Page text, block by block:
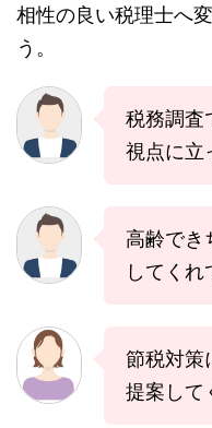
相性の良い税理士へ
う。
税務調査
視点に立
高齢でき
してくれ
節税対策
提案して